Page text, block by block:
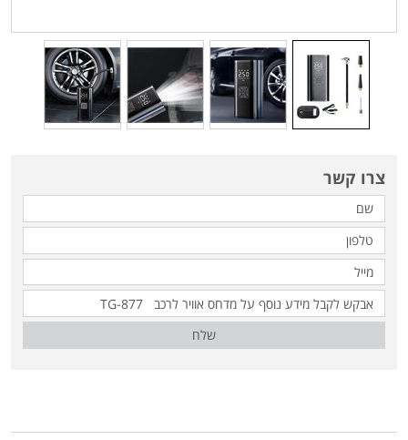
צרו קשר
שלח